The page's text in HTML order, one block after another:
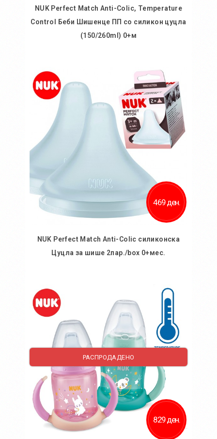
NUK Perfect Match Anti-Colic, Temperature
Control Беби Шишенце ПП со силикон цуцла
(150/260ml) 0+м
469 ден.
NUK Perfect Match Anti-Colic силиконска
Цуцла за шише 2пар./box 0+мес.
РАСПРОДАДЕНО
829 ден.